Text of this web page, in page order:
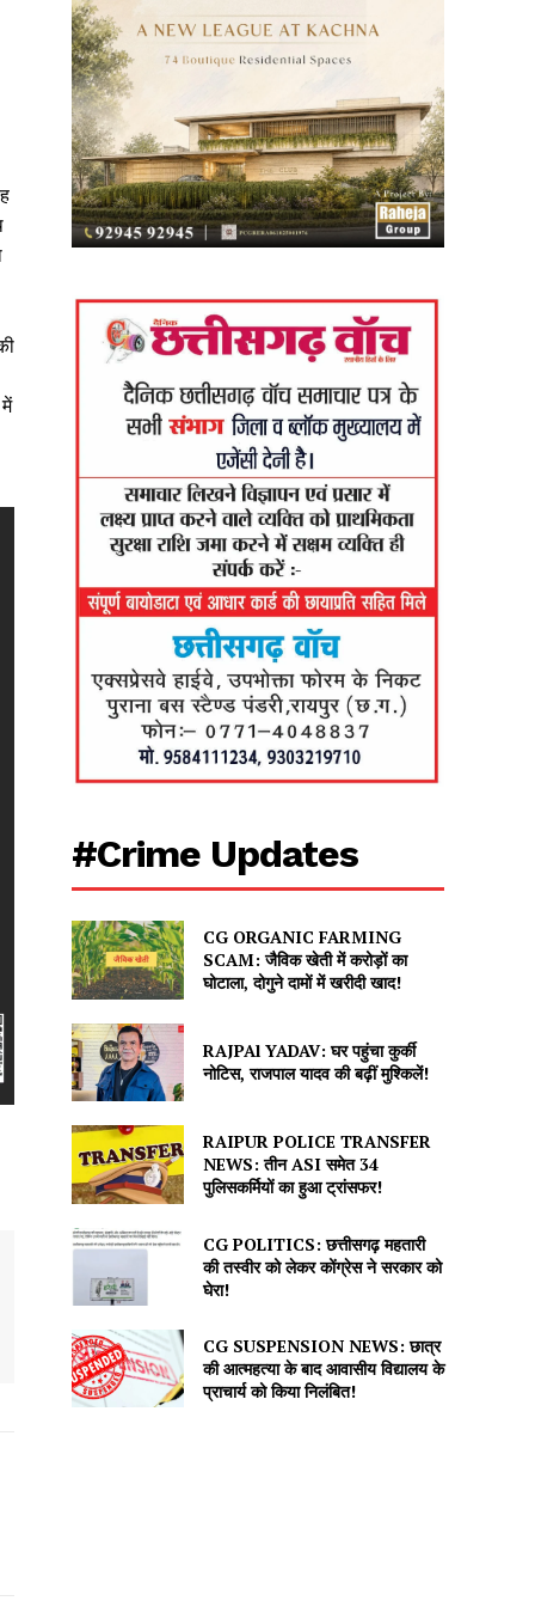
#Crime Updates
CG ORGANIC FARMING
SCAM: जैविक खेती में करोड़ों का
घोटाला, दोगुने दामों में खरीदी खाद!
RAJPAl YADAV: घर पहुंचा कुर्की
नोटिस, राजपाल यादव की बढ़ीं मुश्किलें!
RAIPUR POLICE TRANSFER
NEWS: तीन ASI समेत 34
पुलिसकर्मियों का हुआ ट्रांसफर!
CG POLITICS: छत्तीसगढ़ महतारी
की तस्वीर को लेकर कोंग्रेस ने सरकार को
घेरा!
CG SUSPENSION NEWS: छात्र
की आत्महत्या के बाद आवासीय विद्यालय के
प्राचार्य को किया निलंबित!